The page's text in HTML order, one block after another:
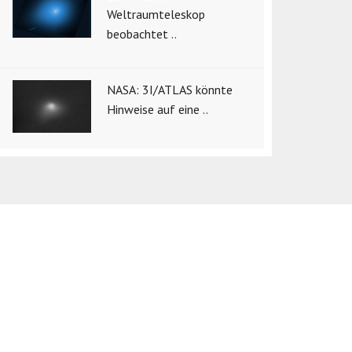
Weltraumteleskop
beobachtet ..
NASA: 3I/ATLAS könnte
Hinweise auf eine ..